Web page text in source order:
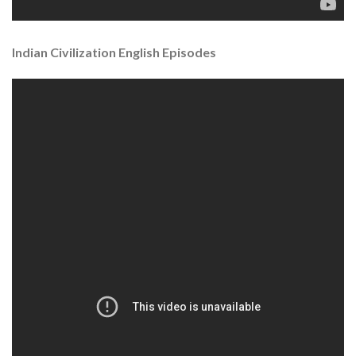
Indian Civilization English Episodes